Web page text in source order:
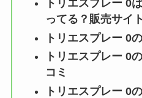
トリエスプレー 0
ってる？販売サイ
トリエスプレー 0
トリエスプレー 0
コミ
トリエスプレー 0